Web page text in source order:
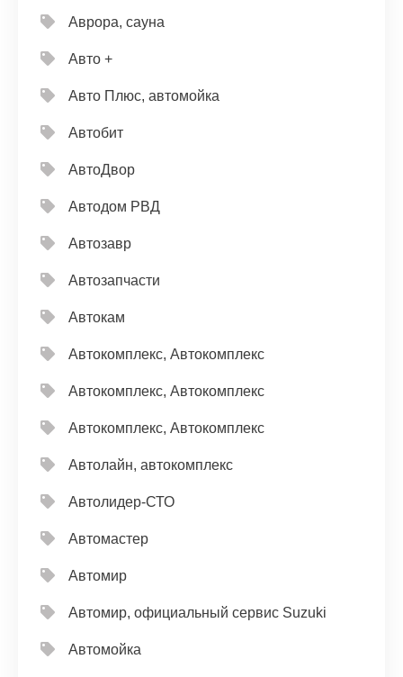
Аврора, сауна
Авто +
Авто Плюс, автомойка
Автобит
АвтоДвор
Автодом РВД
Автозавр
Автозапчасти
Автокам
Автокомплекс, Автокомплекс
Автокомплекс, Автокомплекс
Автокомплекс, Автокомплекс
Автолайн, автокомплекс
Автолидер-СТО
Автомастер
Автомир
Автомир, официальный сервис Suzuki
Автомойка